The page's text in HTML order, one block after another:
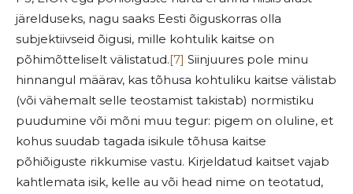
järelduseks, nagu saaks Eesti õiguskorras olla
subjektiivseid õigusi, mille kohtulik kaitse on
põhimõtteliselt välistatud.[7] Siinjuures pole minu
hinnangul määrav, kas tõhusa kohtuliku kaitse välistab
(või vähemalt selle teostamist takistab) normistiku
puudumine või mõni muu tegur: pigem on oluline, et
kohus suudab tagada isikule tõhusa kaitse
põhiõiguste rikkumise vastu. Kirjeldatud kaitset vajab
kahtlemata isik, kelle au või head nime on teotatud,